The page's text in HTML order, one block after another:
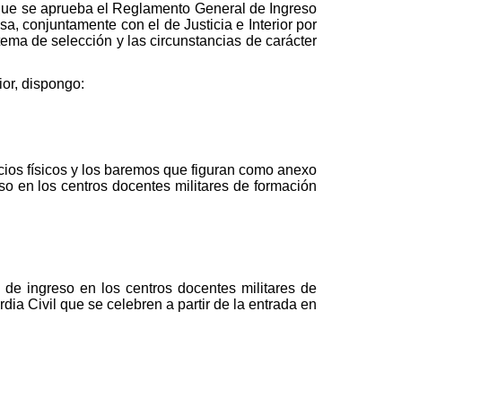
se aprueba el Reglamento General de Ingreso
conjuntamente con el de Justicia e Interior por
de selección y las circunstancias de carácter
dispongo:
físicos y los baremos que figuran como anexo
en los centros docentes militares de formación
ingreso en los centros docentes militares de
Civil que se celebren a partir de la entrada en